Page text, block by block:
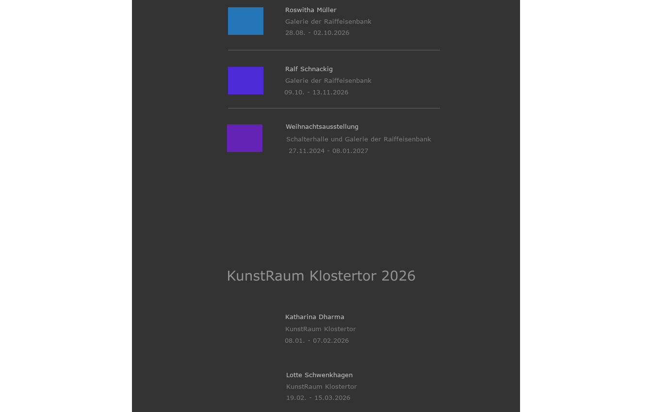
09.10. - 13.11.2026
Roswitha Müller
28.08. - 02.10.2026
Galerie der Raiffeisenbank
Weihnachtsausstellung
Schalterhalle und Galerie der Raiffeisenbank
Ralf Schnackig
Galerie der Raiffeisenbank
Katharina Dharma
KunstRaum Klostertor
08.01. - 07.02.2026
27.11.2024 - 08.01.2027
Lotte Schwenkhagen
19.02. - 15.03.2026
KunstRaum Klostertor